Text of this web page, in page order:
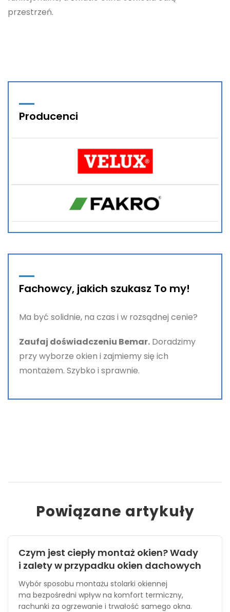
przestrzeń.
Producenci
Fachowcy, jakich szukasz To my!
Ma być solidnie, na czas i w rozsądnej cenie?
Zaufaj doświadczeniu Bemar. Doradzimy
przy wyborze okien i zajmiemy się ich
montażem. Szybko i sprawnie.
Powiązane artykuły
Czym jest ciepły montaż okien? Wady
i zalety w przypadku okien dachowych
Wybór sposobu montażu stolarki okiennej
ma bezpośredni wpływ na komfort termiczny,
rachunki za ogrzewanie i trwałość samego okna.